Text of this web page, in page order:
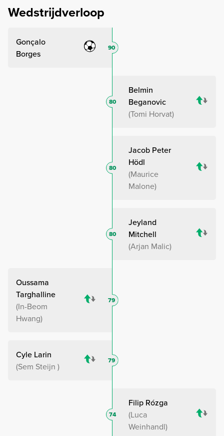
Wedstrijdverloop
Gonçalo
Borges
90
Belmin
Beganovic
Tomi Horvat
80
Jacob Peter
Hödl
Maurice
Malone
80
Jeyland
Mitchell
Arjan Malic
80
Oussama
Targhalline
In-Beom
Hwang
79
Cyle Larin
Sem Steijn
79
Filip Rózga
Luca
Weinhandl
74